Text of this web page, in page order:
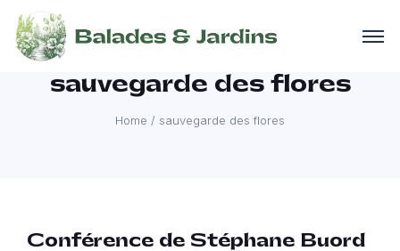
sauvegarde des flores
Home / sauvegarde des flores
Conférence de Stéphane Buord